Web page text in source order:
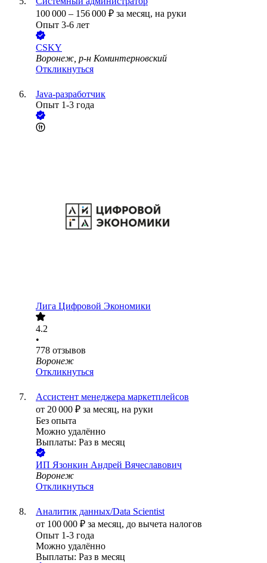
100 000 – 156 000 ₽ за месяц, на руки
Опыт 3-6 лет
CSKY
Воронеж, р-н Коминтерновский
Откликнуться
Java-разработчик
Опыт 1-3 года
Лига Цифровой Экономики
4.2
•
778 отзывов
Воронеж
Откликнуться
Ассистент менеджера маркетплейсов
от 20 000 ₽ за месяц, на руки
Без опыта
Можно удалённо
Выплаты: Раз в месяц
ИП Язонкин Андрей Вячеславович
Воронеж
Откликнуться
Аналитик данных/Data Scientist
от 100 000 ₽ за месяц, до вычета налогов
Опыт 1-3 года
Можно удалённо
Выплаты: Раз в месяц